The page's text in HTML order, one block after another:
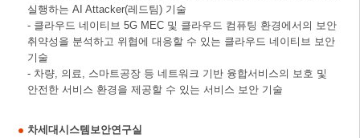
실행하는 AI Attacker(레드팀) 기술
- 클라우드 네이티브 5G MEC 및 클라우드 컴퓨팅 환경에서의 보안
취약성을 분석하고 위협에 대응할 수 있는 클라우드 네이티브 보안
기술
- 차량, 의료, 스마트공장 등 네트워크 기반 융합서비스의 보호 및
안전한 서비스 환경을 제공할 수 있는 서비스 보안 기술
차세대시스템보안연구실